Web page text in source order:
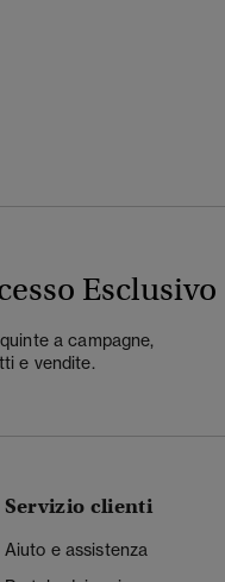
Esclusivo
a campagne,
e vendite.
Servizio clienti
Aiuto e assistenza